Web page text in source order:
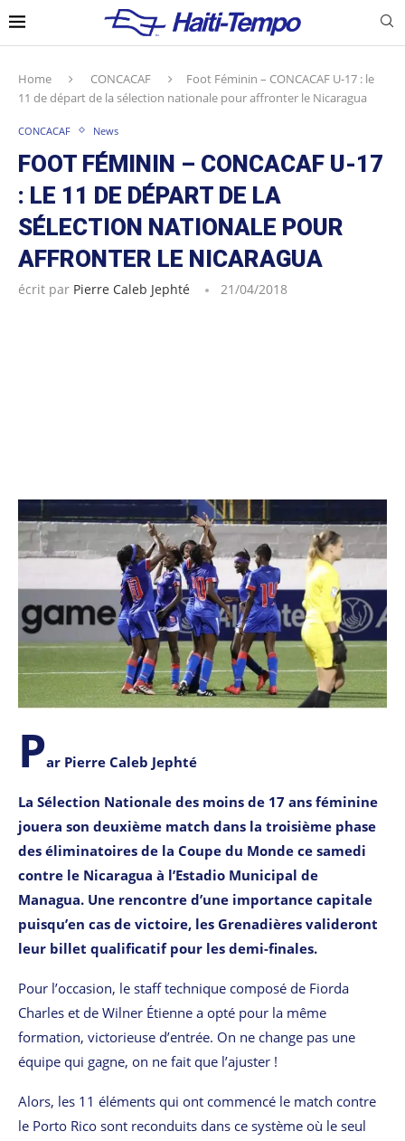
Home CONCACAF
Foot Féminin – CONCACAF U-17 : le
11 de départ de la sélection nationale pour affronter le Nicaragua
CONCACAF News
FOOT FÉMININ – CONCACAF U-17
: LE 11 DE DÉPART DE LA
SÉLECTION NATIONALE POUR
AFFRONTER LE NICARAGUA
écrit par Pierre Caleb Jephté 21/04/2018
Par Pierre Caleb Jephté
La Sélection Nationale des moins de 17 ans féminine
jouera son deuxième match dans la troisième phase
des éliminatoires de la Coupe du Monde ce samedi
contre le Nicaragua à l’Estadio Municipal de
Managua. Une rencontre d’une importance capitale
puisqu’en cas de victoire, les Grenadières valideront
leur billet qualificatif pour les demi-finales.
Pour l’occasion, le staff technique composé de Fiorda
Charles et de Wilner Étienne a opté pour la même
formation, victorieuse d’entrée. On ne change pas une
équipe qui gagne, on ne fait que l’ajuster !
Alors, les 11 éléments qui ont commencé le match contre
le Porto Rico sont reconduits dans ce système où le seul